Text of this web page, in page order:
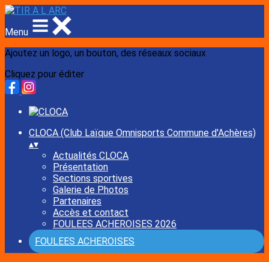
Menu
Ajoutez un logo, un bouton, des réseaux sociaux
Cliquez pour éditer
CLOCA (Club Laïque Omnisports Commune d'Achères)
▴▾
Actualités CLOCA
Présentation
Sections sportives
Galerie de Photos
Partenaires
Accès et contact
FOULEES ACHEROISES 2026
FOULEES ACHEROISES